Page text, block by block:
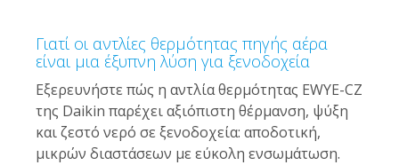
Γιατί οι αντλίες θερμότητας πηγής αέρα
είναι μια έξυπνη λύση για ξενοδοχεία
Εξερευνήστε πώς η αντλία θερμότητας EWYE-CZ
της Daikin παρέχει αξιόπιστη θέρμανση, ψύξη
και ζεστό νερό σε ξενοδοχεία: αποδοτική,
μικρών διαστάσεων με εύκολη ενσωμάτωση.